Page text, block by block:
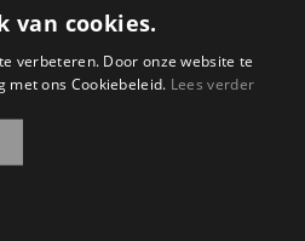
van cookies.
verbeteren. Door onze website te
met ons Cookiebeleid. Lees verder